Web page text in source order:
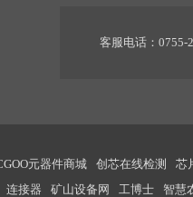
客服电话：0755-
元器件商城 创芯在线检测 芯
连接器 矿山设备网 工博士 智慧